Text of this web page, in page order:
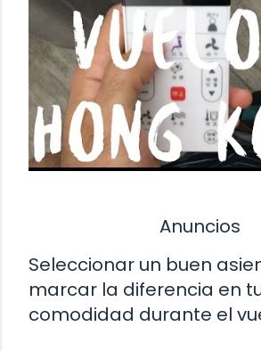
Anuncios
Seleccionar un buen
marcar la diferencia en
comodidad durante el